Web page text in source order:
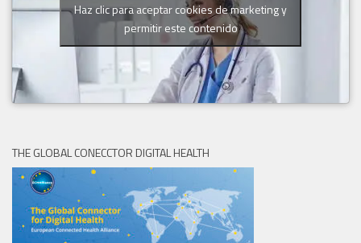
Haz clic para aceptar cookies de marketing y
permitir este contenido
THE GLOBAL CONECCTOR DIGITAL HEALTH